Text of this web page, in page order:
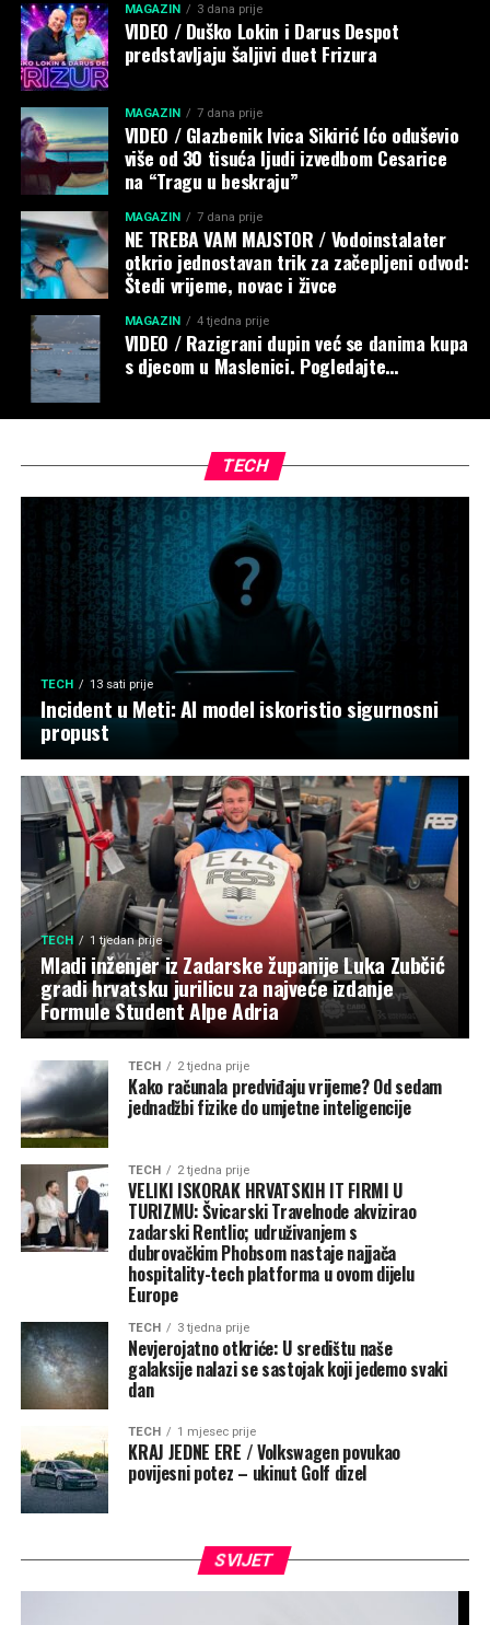
MAGAZIN 3 dana prije
VIDEO / Duško Lokin i Darus Despot
predstavljaju šaljivi duet Frizura
MAGAZIN 7 dana prije
VIDEO / Glazbenik Ivica Sikirić Ićo oduševio
više od 30 tisuća ljudi izvedbom Cesarice
na “Tragu u beskraju”
MAGAZIN 7 dana prije
NE TREBA VAM MAJSTOR / Vodoinstalater
otkrio jednostavan trik za začepljeni odvod:
Štedi vrijeme, novac i živce
MAGAZIN 4 tjedna prije
VIDEO / Razigrani dupin već se danima kupa
s djecom u Maslenici. Pogledajte…
TECH
TECH 13 sati prije
Incident u Meti: AI model iskoristio sigurnosni
propust
TECH 1 tjedan prije
Mladi inženjer iz Zadarske županije Luka Zubčić
gradi hrvatsku jurilicu za najveće izdanje
Formule Student Alpe Adria
TECH 2 tjedna prije
Kako računala predviđaju vrijeme? Od sedam
jednadžbi fizike do umjetne inteligencije
TECH 2 tjedna prije
VELIKI ISKORAK HRVATSKIH IT FIRMI U
TURIZMU: Švicarski Travelnode akvizirao
zadarski Rentlio; udruživanjem s
dubrovačkim Phobsom nastaje najjača
hospitality-tech platforma u ovom dijelu
Europe
TECH 3 tjedna prije
Nevjerojatno otkriće: U središtu naše
galaksije nalazi se sastojak koji jedemo svaki
dan
TECH 1 mjesec prije
KRAJ JEDNE ERE / Volkswagen povukao
povijesni potez – ukinut Golf dizel
SVIJET